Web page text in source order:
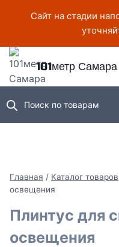
Сайт на стадии
101метр Самара
Поиск по товарам
Главная / Каталог товаров
освещения
Плинтус для
освещения